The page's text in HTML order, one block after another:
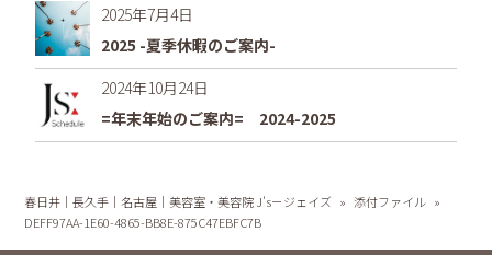
2025年7月4日
2025 -夏季休暇のご案内-
2024年10月24日
=年末年始のご案内= 2024-2025
春日井｜長久手｜名古屋｜美容室・美容院 J's－ジェイズ » 添付ファイル »
DEFF97AA-1E60-4865-BB8E-875C47EBFC7B